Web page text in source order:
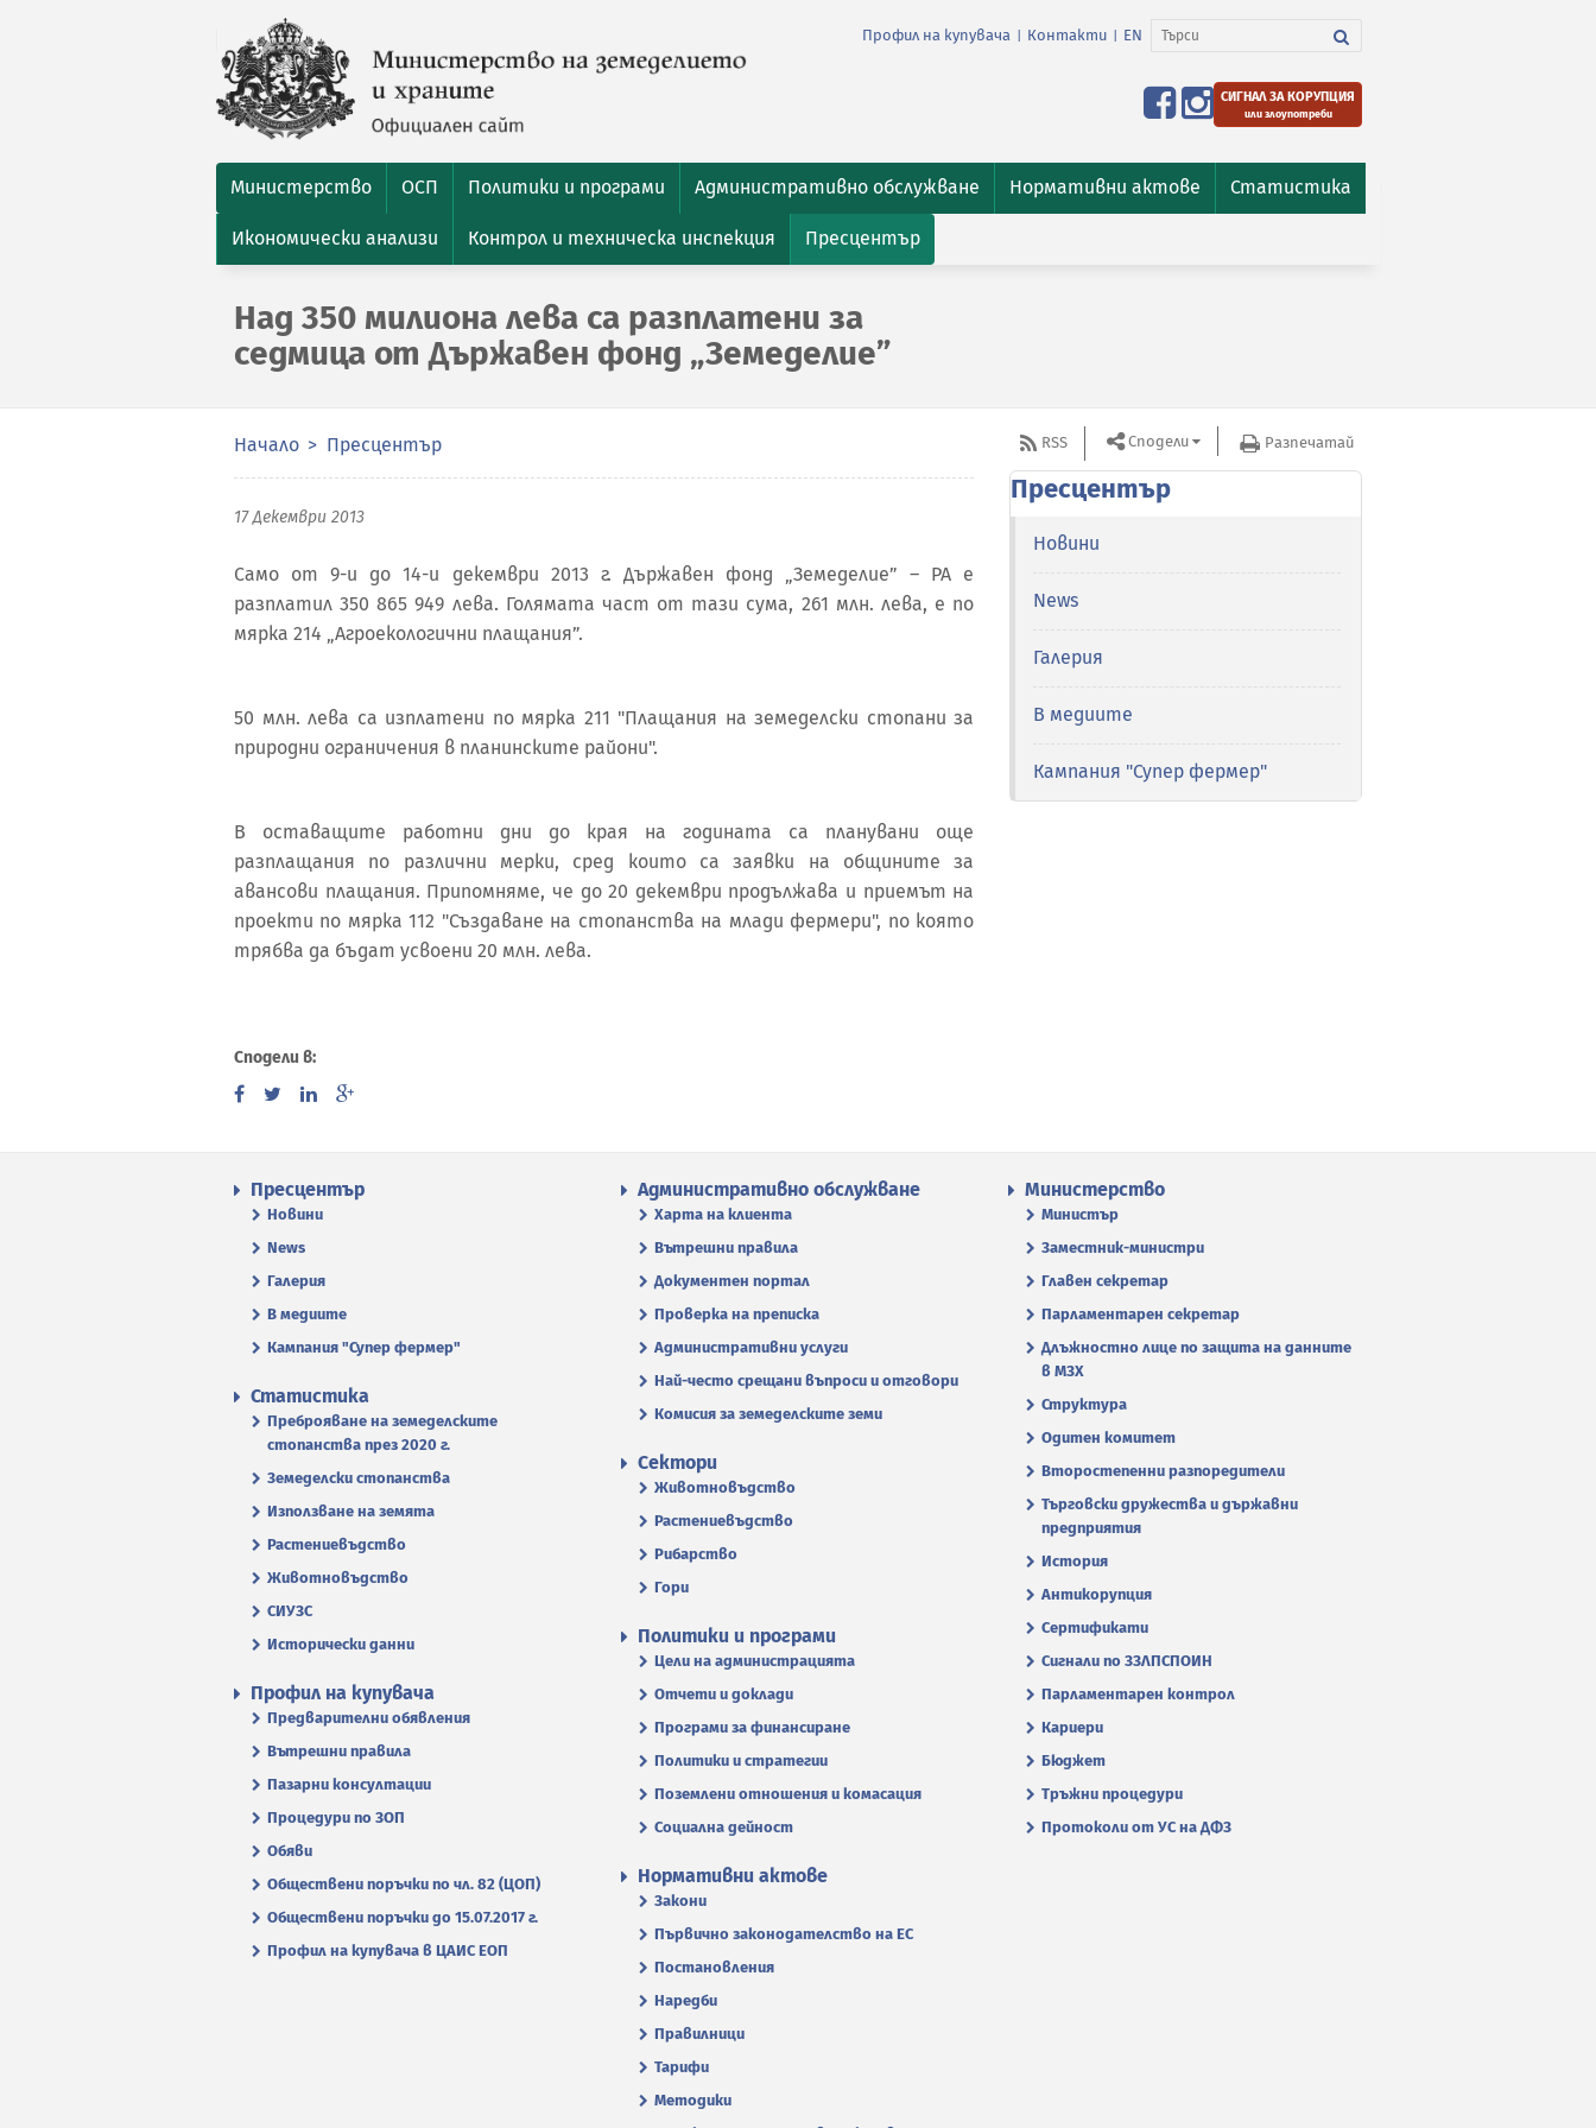
Профил на купувача Контакти EN
СИГНАЛ ЗА КОРУПЦИЯ
или злоупотреби
Министерство ОСП Политики и програми Административно обслужване Нормативни актове Статистика
Икономически анализи Контрол и техническа инспекция Пресцентър
Над 350 милиона лева са разплатени за
седмица от Държавен фонд „Земеделие”
Начало Пресцентър
17 Декември 2013
Само от 9-и до 14-и декември 2013 г. Държавен фонд „Земеделие” – РА е
разплатил 350 865 949 лева. Голямата част от тази сума, 261 млн. лева, е по
мярка 214 „Агроекологични плащания”.
50 млн. лева са изплатени по мярка 211 "Плащания на земеделски стопани за
природни ограничения в планинските райони".
В оставащите работни дни до края на годината са планувани още
разплащания по различни мерки, сред които са заявки на общините за
авансови плащания. Припомняме, че до 20 декември продължава и приемът на
проекти по мярка 112 "Създаване на стопанства на млади фермери", по която
трябва да бъдат усвоени 20 млн. лева.
Сподели в:
RSS Сподели Разпечатай
Пресцентър
Новини
News
Галерия
В медиите
Кампания "Супер фермер"
Пресцентър
Новини
News
Галерия
В медиите
Кампания "Супер фермер"
Административно обслужване
Харта на клиента
Вътрешни правила
Документен портал
Проверка на преписка
Административни услуги
Най-често срещани въпроси и отговори
Комисия за земеделските земи
Министерство
Министър
Заместник-министри
Главен секретар
Парламентарен секретар
Длъжностно лице по защита на данните
в МЗХ
Структура
Одитен комитет
Второстепенни разпоредители
Търговски дружества и държавни
предприятия
История
Антикорупция
Сертификати
Сигнали по ЗЗЛПСПОИН
Парламентарен контрол
Кариери
Бюджет
Тръжни процедури
Протоколи от УС на ДФЗ
Статистика
Преброяване на земеделските
стопанства през 2020 г.
Земеделски стопанства
Използване на земята
Растениевъдство
Животновъдство
СИУЗС
Исторически данни
Сектори
Животновъдство
Растениевъдство
Рибарство
Гори
Политики и програми
Цели на администрацията
Отчети и доклади
Програми за финансиране
Политики и стратегии
Поземлени отношения и комасация
Социална дейност
Профил на купувача
Предварителни обявления
Вътрешни правила
Пазарни консултации
Процедури по ЗОП
Обяви
Обществени поръчки по чл. 82 (ЦОП)
Обществени поръчки до 15.07.2017 г.
Профил на купувача в ЦАИС ЕОП
Нормативни актове
Закони
Първично законодателство на ЕС
Постановления
Наредби
Правилници
Тарифи
Методики